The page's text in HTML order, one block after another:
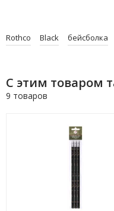
Rothco Black бейсболка
С этим товаром
9 товаров